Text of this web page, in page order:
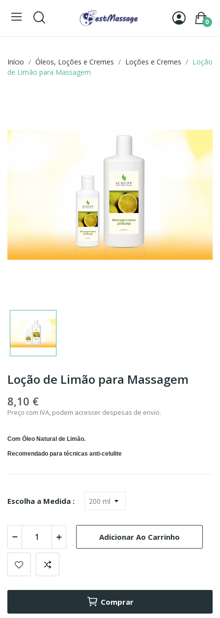
0
Início Óleos, Loções e Cremes Loções e Cremes
Loção
de Limão para Massagem
Loção de Limão para Massagem
8,10 €
Preço com IVA, podem acrescer despesas de envio.
Com Óleo Natural de Limão.
Recomendado para técnicas anti-celulite
Escolha a Medida :
Adicionar Ao Carrinho
Comprar